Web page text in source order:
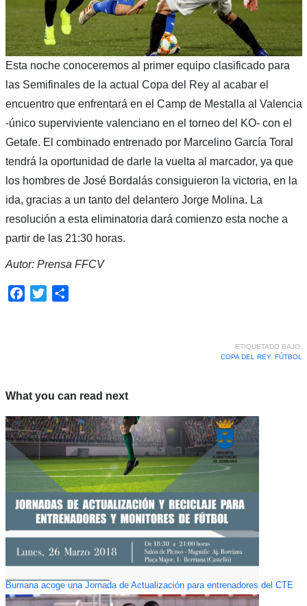
Esta noche conoceremos al primer equipo clasificado para
las Semifinales de la actual Copa del Rey al acabar el
encuentro que enfrentará en el Camp de Mestalla al Valencia
-único superviviente valenciano en el torneo del KO- con el
Getafe. El combinado entrenado por Marcelino García Toral
tendrá la oportunidad de darle la vuelta al marcador, ya que
los hombres de José Bordalás consiguieron la victoria, en la
ida, gracias a un tanto del delantero Jorge Molina. La
resolución a esta eliminatoria dará comienzo esta noche a
partir de las 21:30 horas.
Autor: Prensa FFCV
Facebook
Twitter
ETIQUETADO BAJO:
COPA DEL REY, FÚTBOL
What you can read next
Burriana acoge una Jornada de Actualización para entrenadores del CTE